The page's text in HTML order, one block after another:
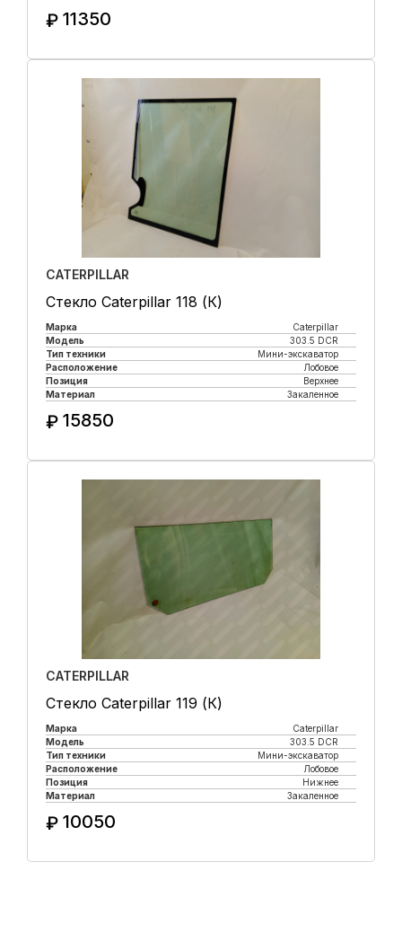
₽ 11350
CATERPILLAR
Стекло Caterpillar 118 (К)
Марка
Caterpillar
Модель
303.5 DCR
Тип техники
Мини-экскаватор
Расположение
Лобовое
Позиция
Верхнее
Материал
Закаленное
₽ 15850
CATERPILLAR
Стекло Caterpillar 119 (К)
Марка
Caterpillar
Модель
303.5 DCR
Тип техники
Мини-экскаватор
Расположение
Лобовое
Позиция
Нижнее
Материал
Закаленное
₽ 10050